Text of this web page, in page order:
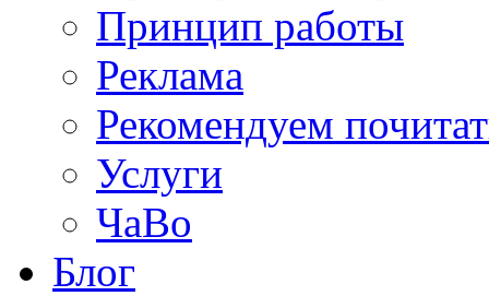
Принцип работы
Реклама
Рекомендуем
Услуги
ЧаВо
Блог